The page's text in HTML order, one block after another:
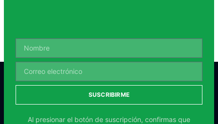
SUSCRIBIRME
Al presionar el botón de suscripción, confirmas que